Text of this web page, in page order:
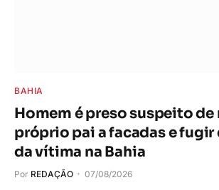
BAHIA
Homem é preso suspeito de
próprio pai a facadas e fugir
da vítima na Bahia
Por REDAÇÃO 07/08/2026